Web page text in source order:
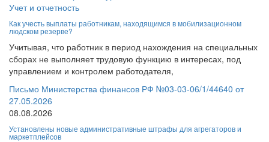
Учет и отчетность
Как учесть выплаты работникам, находящимся в мобилизационном
людском резерве?
Учитывая, что работник в период нахождения на специальных
сборах не выполняет трудовую функцию в интересах, под
управлением и контролем работодателя,
Письмо Министерства финансов РФ №03-03-06/1/44640 от
27.05.2026
08.08.2026
Установлены новые административные штрафы для агрегаторов и
маркетплейсов